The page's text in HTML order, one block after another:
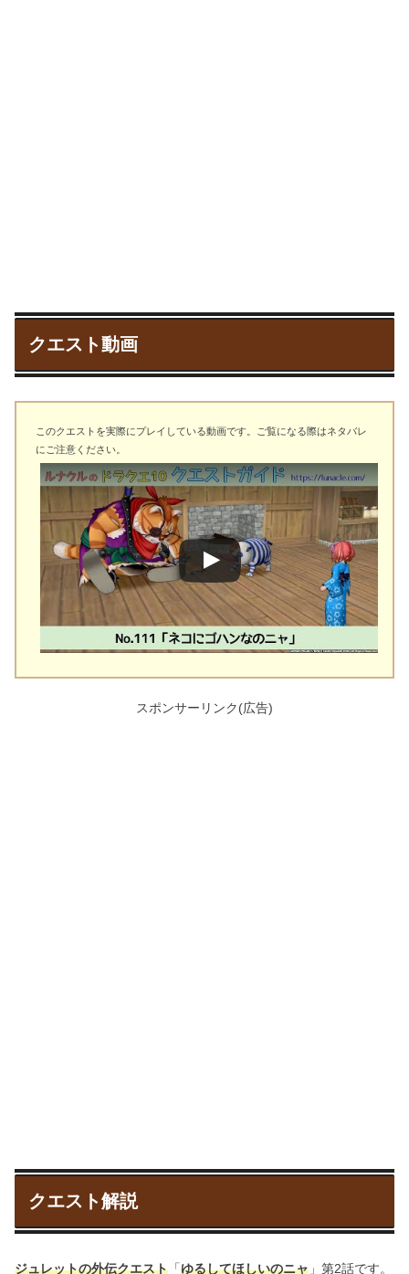
クエスト動画
このクエストを実際にプレイしている動画です。ご覧になる際はネタバレ
にご注意ください。
スポンサーリンク(広告)
クエスト解説
ジュレットの外伝クエスト 「ゆるしてほしいのニャ 」第2話です。